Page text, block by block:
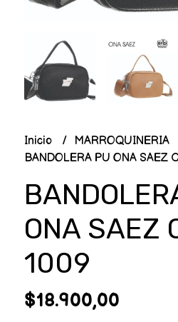
Inicio
MARROQUINERIA
BANDOLERA PU ONA SAEZ
ONA SAEZ
1009
$18.900,00